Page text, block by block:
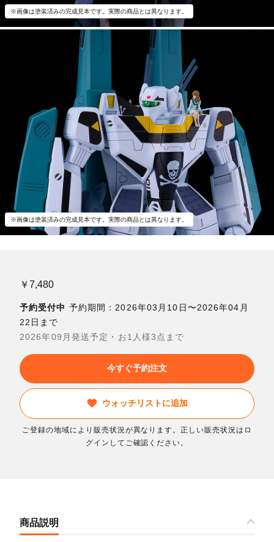
※画像は塗装済みの完成見本です。実際の商品とは異なります。
※画像は塗装済みの完成見本です。実際の商品とは異なります。
￥7,480
予約受付中 予約期間：2026年03月10日〜2026年04月
22日まで
2026年09月発送予定・お1人様3点まで
今すぐ予約注文
ウォッチリストに追加
ご登録の地域により販売状況が異なります。正しい販売状況はロ
グインしてご確認ください。
商品説明